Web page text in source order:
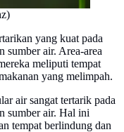
yang kuat pada
sumber air. Area-area
meliputi tempat
yang melimpah.
air sangat tertarik pada
sumber air. Hal ini
tempat berlindung dan